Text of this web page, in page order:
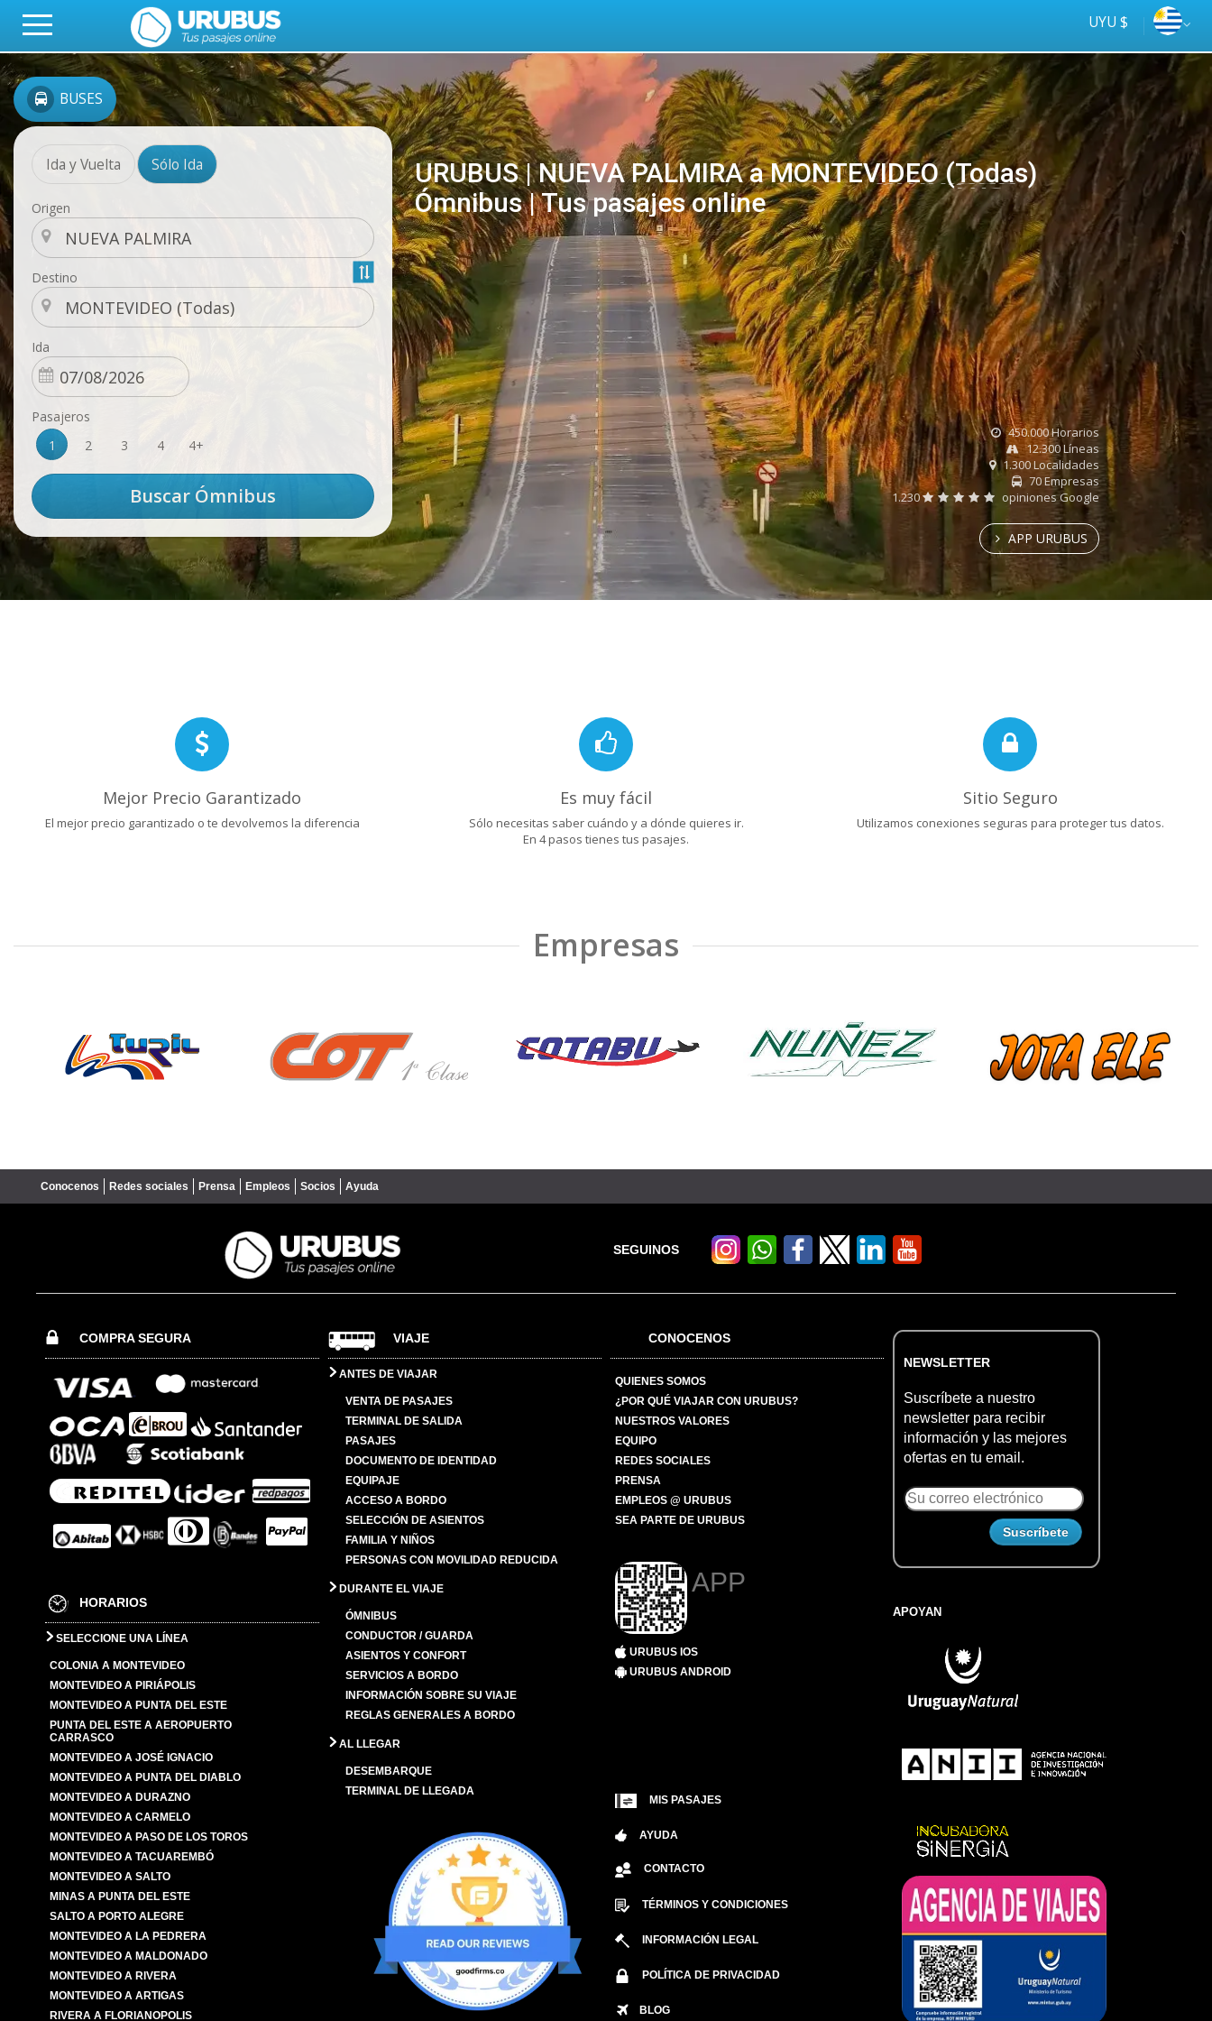
UYU $
BUSES
Ida y Vuelta Sólo Ida
Origen
Destino
Ida
Pasajeros
1
2 3 4 4+
URUBUS | NUEVA PALMIRA a MONTEVIDEO (Todas)
Ómnibus | Tus pasajes online
online
Tus
ómnibus
450.000 Horarios
12.300 Líneas
1.300 Localidades
70 Empresas
1.230
opiniones Google
APP URUBUS
Mejor Precio Garantizado
El mejor precio garantizado o te devolvemos la diferencia
Es muy fácil
Sólo necesitas saber cuándo y a dónde quieres ir.
En 4 pasos tienes tus pasajes.
Sitio Seguro
Utilizamos conexiones seguras para proteger tus datos.
Empresas
Conocenos Redes sociales Prensa Empleos Socios Ayuda
SEGUINOS
COMPRA SEGURA
HORARIOS
SELECCIONE UNA LÍNEA
COLONIA A MONTEVIDEO
MONTEVIDEO A PIRIÁPOLIS
MONTEVIDEO A PUNTA DEL ESTE
PUNTA DEL ESTE A AEROPUERTO
CARRASCO
MONTEVIDEO A JOSÉ IGNACIO
MONTEVIDEO A PUNTA DEL DIABLO
MONTEVIDEO A DURAZNO
MONTEVIDEO A CARMELO
MONTEVIDEO A PASO DE LOS TOROS
MONTEVIDEO A TACUAREMBÓ
MONTEVIDEO A SALTO
MINAS A PUNTA DEL ESTE
SALTO A PORTO ALEGRE
MONTEVIDEO A LA PEDRERA
MONTEVIDEO A MALDONADO
MONTEVIDEO A RIVERA
MONTEVIDEO A ARTIGAS
RIVERA A FLORIANOPOLIS
VIAJE
ANTES DE VIAJAR
VENTA DE PASAJES
TERMINAL DE SALIDA
PASAJES
DOCUMENTO DE IDENTIDAD
EQUIPAJE
ACCESO A BORDO
SELECCIÓN DE ASIENTOS
FAMILIA Y NIÑOS
PERSONAS CON MOVILIDAD REDUCIDA
DURANTE EL VIAJE
ÓMNIBUS
CONDUCTOR / GUARDA
ASIENTOS Y CONFORT
SERVICIOS A BORDO
INFORMACIÓN SOBRE SU VIAJE
REGLAS GENERALES A BORDO
AL LLEGAR
DESEMBARQUE
TERMINAL DE LLEGADA
CONOCENOS
QUIENES SOMOS
¿POR QUÉ VIAJAR CON URUBUS?
NUESTROS VALORES
EQUIPO
REDES SOCIALES
PRENSA
EMPLEOS @ URUBUS
SEA PARTE DE URUBUS
APP
URUBUS IOS
URUBUS ANDROID
MIS PASAJES
AYUDA
CONTACTO
TÉRMINOS Y CONDICIONES
INFORMACIÓN LEGAL
POLÍTICA DE PRIVACIDAD
BLOG
NEWSLETTER
Suscríbete a nuestro
newsletter para recibir
información y las mejores
ofertas en tu email.
APOYAN